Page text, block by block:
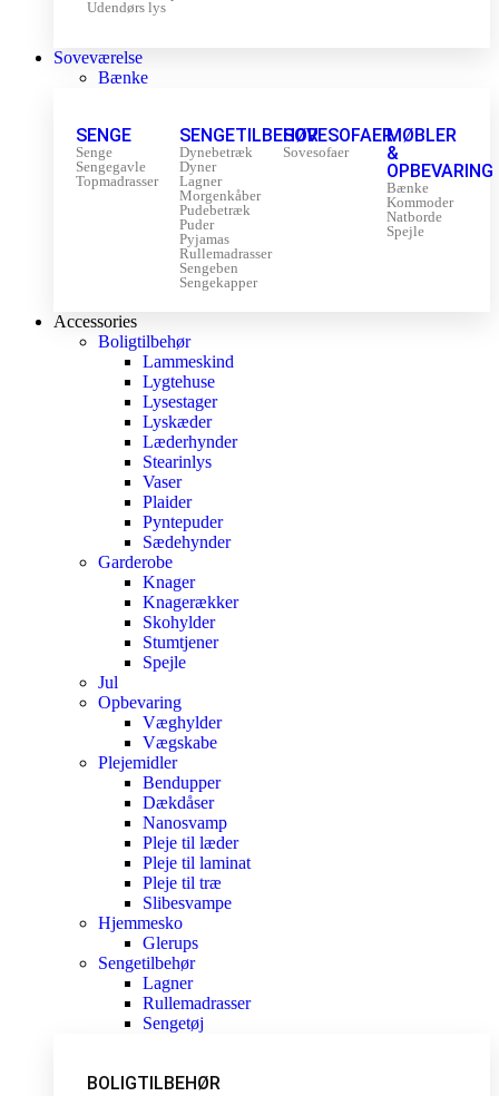
Udendørs lys
Soveværelse
Bænke
SENGE
Senge
Sengegavle
Topmadrasser
SENGETILBEHØR
Dynebetræk
Dyner
Lagner
Morgenkåber
Pudebetræk
Puder
Pyjamas
Rullemadrasser
Sengeben
Sengekapper
SOVESOFAER
Sovesofaer
MØBLER
&
OPBEVARING
Bænke
Kommoder
Natborde
Spejle
Accessories
Boligtilbehør
Lammeskind
Lygtehuse
Lysestager
Lyskæder
Læderhynder
Stearinlys
Vaser
Plaider
Pyntepuder
Sædehynder
Garderobe
Knager
Knagerækker
Skohylder
Stumtjener
Spejle
Jul
Opbevaring
Væghylder
Vægskabe
Plejemidler
Bendupper
Dækdåser
Nanosvamp
Pleje til læder
Pleje til laminat
Pleje til træ
Slibesvampe
Hjemmesko
Glerups
Sengetilbehør
Lagner
Rullemadrasser
Sengetøj
BOLIGTILBEHØR